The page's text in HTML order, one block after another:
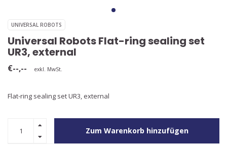
UNIVERSAL ROBOTS
Universal Robots Flat-ring sealing set
UR3, external
€--,-- exkl. MwSt.
Flat-ring sealing set UR3, external
Zum Warenkorb hinzufügen